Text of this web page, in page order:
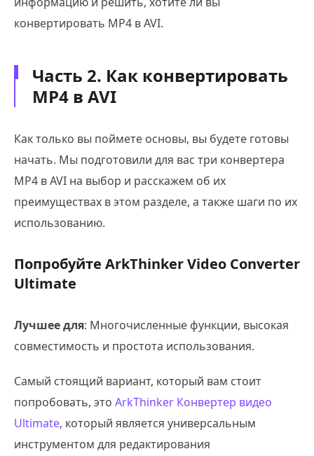
конвертировать MP4 в AVI.
Часть 2. Как конвертировать
MP4 в AVI
Как только вы поймете основы, вы будете готовы
начать. Мы подготовили для вас три конвертера
MP4 в AVI на выбор и расскажем об их
преимуществах в этом разделе, а также шаги по их
использованию.
Попробуйте ArkThinker Video Converter
Ultimate
Лучшее для: Многочисленные функции, высокая
совместимость и простота использования.
Самый стоящий вариант, который вам стоит
попробовать, это ArkThinker Конвертер видео
Ultimate, который является универсальным
инструментом для редактирования